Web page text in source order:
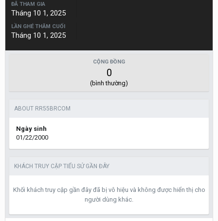
ĐÃ THAM GIA
Tháng 10 1, 2025
LẦN GHÉ THĂM CUỐI
Tháng 10 1, 2025
CỘNG ĐỒNG
0
(bình thường)
ABOUT RR55BRCOM
Ngày sinh
01/22/2000
KHÁCH TRUY CẬP TIỂU SỬ GẦN ĐÂY
Khối khách truy cập gần đây đã bị vô hiệu và không được hiển thị cho
người dùng khác.